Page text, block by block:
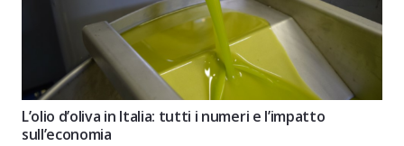
L’olio d’oliva in Italia: tutti i numeri e l’impatto
sull’economia